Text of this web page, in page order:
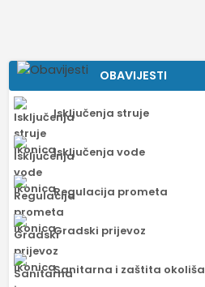
OBAVIJESTI
Isključenja struje
Isključenja vode
Regulacija prometa
Gradski prijevoz
Sanitarna i zaštita okoliša